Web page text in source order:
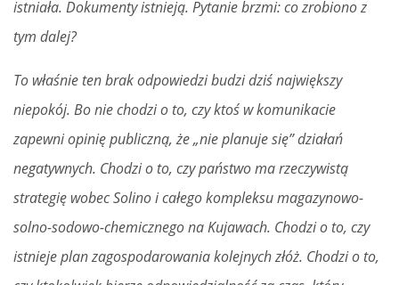
istniała. Dokumenty istnieją. Pytanie brzmi: co zrobiono z
tym dalej?
To właśnie ten brak odpowiedzi budzi dziś największy
niepokój. Bo nie chodzi o to, czy ktoś w komunikacie
zapewni opinię publiczną, że „nie planuje się” działań
negatywnych. Chodzi o to, czy państwo ma rzeczywistą
strategię wobec Solino i całego kompleksu magazynowo-
solno-sodowo-chemicznego na Kujawach. Chodzi o to, czy
istnieje plan zagospodarowania kolejnych złóż. Chodzi o to,